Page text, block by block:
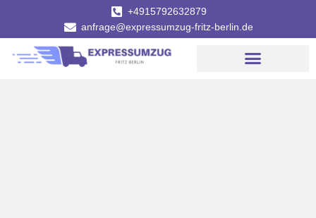
+4915792632879
anfrage@expressumzug-fritz-berlin.de